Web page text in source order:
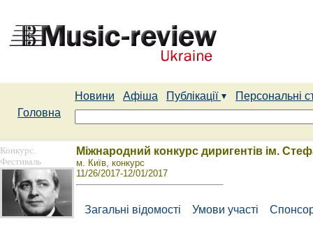
Новини Афіша Публікації
Персональні
Головна
Конкурс.
Фестиваль
Міжнародний конкурс диригентів ім.
м. Київ, конкурс
11/26/2017-12/01/2017
Загальні відомості Умови участі